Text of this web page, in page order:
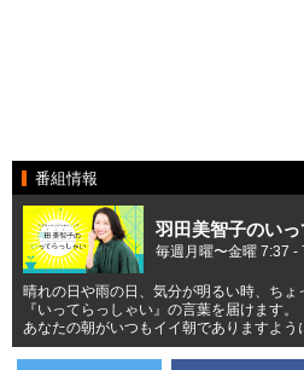
番組情報
羽田美智子のい
毎週月曜〜金曜 7:37 -
晴れの日や雨の日、気分が明るい時、ち
『いってらっしゃい』の言葉を届けます。
あなたの朝がいつもイイ朝でありますよう